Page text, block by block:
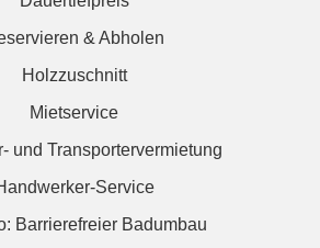
& Abholen
Holzzuschnitt
Mietservice
und Transportervermietung
Service
Barrierefreier Badumbau